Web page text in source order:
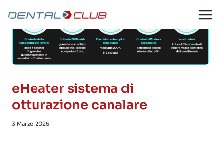
contenuto
eHeater sistema di
otturazione canalare
3 Marzo 2025